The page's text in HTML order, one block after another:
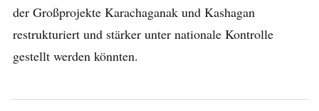
der Großprojekte Karachaganak und Kashagan
restrukturiert und stärker unter nationale Kontrolle
gestellt werden könnten.